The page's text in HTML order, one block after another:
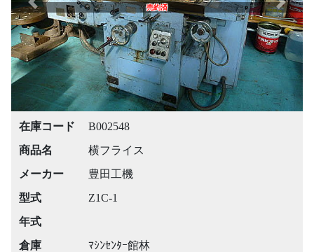
売約済
Previous Next
在庫コード
B002548
商品名
横フライス
メーカー
豊田工機
型式
Z1C-1
年式
倉庫
ﾏｼﾝｾﾝﾀｰ館林